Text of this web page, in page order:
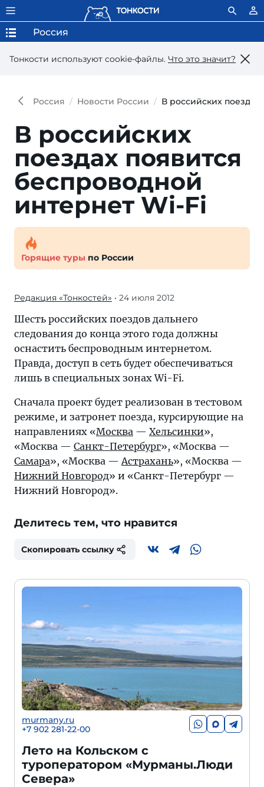
Тонкости используют сookie-файлы. Что это значит?
Россия
Россия Новости России В российских
В российских
поездах появится
беспроводной
интернет Wi-Fi
Горящие туры по России
Редакция «Тонкостей» • 24 июля 2012
Шесть российских поездов дальнего
следования до конца этого года должны
оснастить беспроводным интернетом.
Правда, доступ в сеть будет обеспечиваться
лишь в специальных зонах Wi-Fi.
Сначала проект будет реализован в тестовом
режиме, и затронет поезда, курсирующие на
направлениях «Москва — Хельсинки»,
«Москва — Санкт-Петербург», «Москва —
Самара», «Москва —Астрахань», «Москва —
Нижний Новгород» и «Санкт-Петербург —
Нижний Новгород».
Делитесь тем, что нравится
Скопировать ссылку
murmany.ru
+7 902 281-22-00
Лето на Кольском с
туроператором «Мурманы.Люди
Севера»